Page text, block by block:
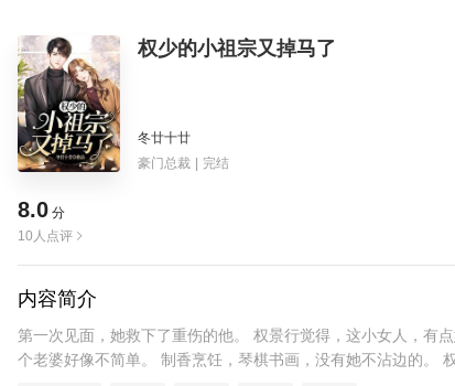
权少的小祖宗又掉马了
冬廿十廿
豪门总裁 | 完结
8.0 分
10人点评
内容简介
第一次见面，她救下了重伤的他。 权景行觉得，这小女人，有
个老婆好像不简单。 制香烹饪，琴棋书画，没有她不沾边的。